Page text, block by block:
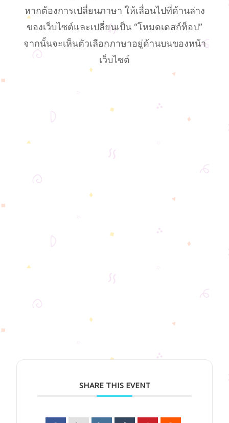
หากต้องการเปลี่ยนภาษา ให้เลื่อนไปที่ด้านล่าง
ของเว็บไซต์และเปลี่ยนเป็น “โหมดเดสก์ท็อป”
จากนั้นจะเห็นตัวเลือกภาษาอยู่ด้านบนของหน้า
เว็บไซต์
SHARE THIS EVENT